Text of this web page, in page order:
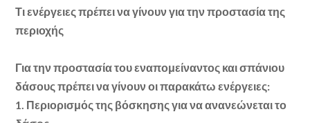
Τι ενέργειες πρέπει να γίνουν για την προστασία της
περιοχής
Για την προστασία του εναπομείναντος και σπάνιου
δάσους πρέπει να γίνουν οι παρακάτω ενέργειες:
1. Περιορισμός της βόσκησης για να ανανεώνεται το